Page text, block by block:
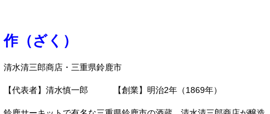
作（ざく）
清水清三郎商店・三重県鈴鹿市
【代表者】清水慎一郎 【創業】明治2年（1869年）